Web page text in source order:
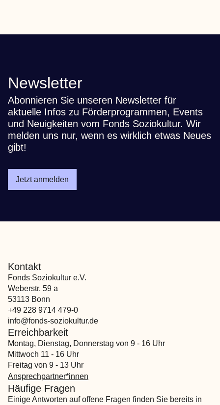
Newsletter
Abonnieren Sie unseren Newsletter für
aktuelle Infos zu Förderprogrammen, Events
und Neuigkeiten vom Fonds Soziokultur. Wir
melden uns nur, wenn es wirklich etwas Neues
gibt!
Jetzt anmelden
Kontakt
Fonds Soziokultur e.V.
Weberstr. 59 a
53113 Bonn
+49 228 9714 479-0
info@fonds-soziokultur.de
Erreichbarkeit
Montag, Dienstag, Donnerstag von 9 - 16 Uhr
Mittwoch 11 - 16 Uhr
Freitag von 9 - 13 Uhr
Ansprechpartner*innen
Häufige Fragen
Einige Antworten auf offene Fragen finden Sie bereits in